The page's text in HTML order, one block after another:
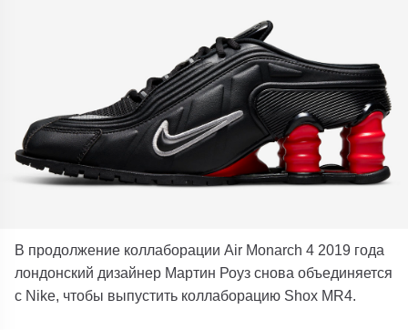
В продолжение коллаборации Air Monarch 4 2019 года
лондонский дизайнер Мартин Роуз снова объединяется
с Nike, чтобы выпустить коллаборацию Shox MR4.